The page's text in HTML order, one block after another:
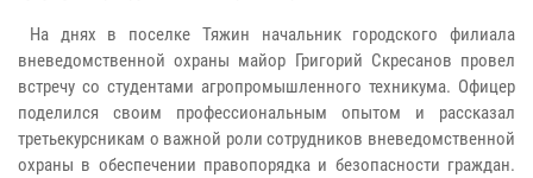
На днях в поселке Тяжин начальник городского филиала
вневедомственной охраны майор Григорий Скресанов провел
встречу со студентами агропромышленного техникума. Офицер
поделился своим профессиональным опытом и рассказал
третьекурсникам о важной роли сотрудников вневедомственной
охраны в обеспечении правопорядка и безопасности граждан.